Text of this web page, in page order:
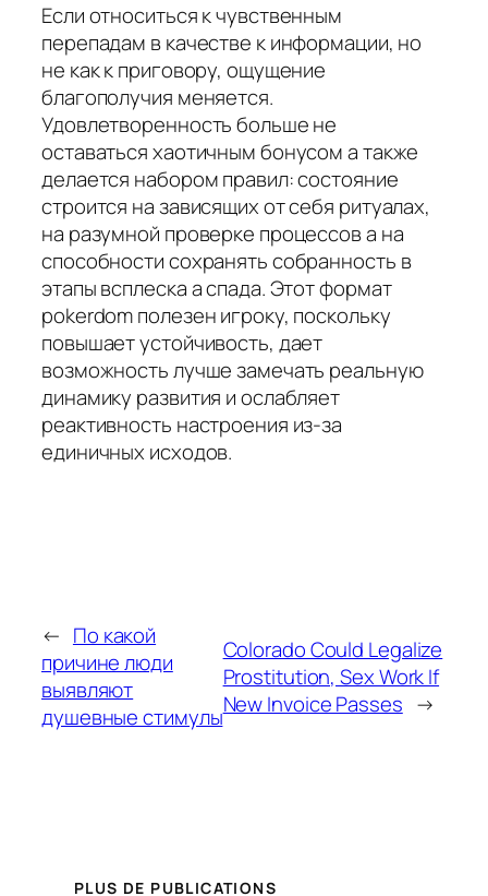
Если относиться к чувственным
перепадам в качестве к информации, но
не как к приговору, ощущение
благополучия меняется.
Удовлетворенность больше не
оставаться хаотичным бонусом а также
делается набором правил: состояние
строится на зависящих от себя ритуалах,
на разумной проверке процессов а на
способности сохранять собранность в
этапы всплеска а спада. Этот формат
pokerdom полезен игроку, поскольку
повышает устойчивость, дает
возможность лучше замечать реальную
динамику развития и ослабляет
реактивность настроения из-за
единичных исходов.
← По какой
причине люди
выявляют
душевные стимулы
Colorado Could Legalize
Prostitution, Sex Work If
New Invoice Passes →
PLUS DE PUBLICATIONS